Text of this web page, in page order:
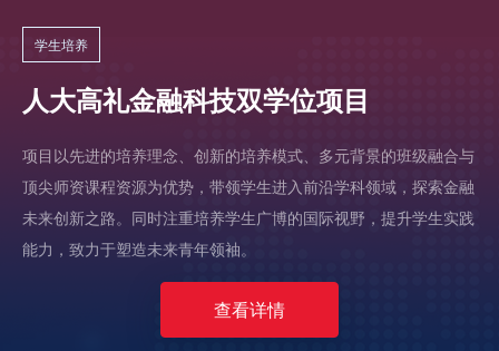
学生培养
人大高礼金融科技双学位项目
项目以先进的培养理念、创新的培养模式、多元背景的班级融合与
顶尖师资课程资源为优势，带领学生进入前沿学科领域，探索金融
未来创新之路。同时注重培养学生广博的国际视野，提升学生实践
能力，致力于塑造未来青年领袖。
查看详情